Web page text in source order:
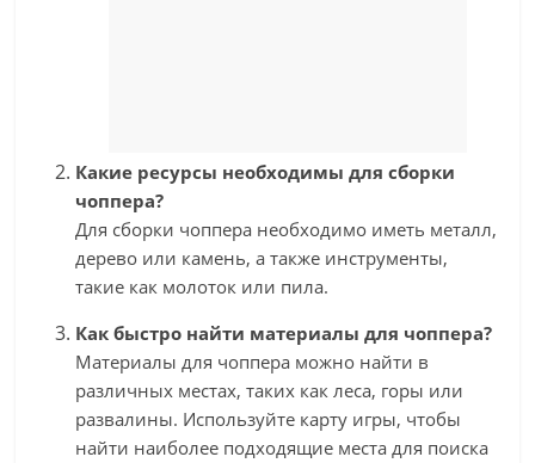
Какие ресурсы необходимы для сборки
чоппера?
Для сборки чоппера необходимо иметь металл,
дерево или камень, а также инструменты,
такие как молоток или пила.
Как быстро найти материалы для чоппера?
Материалы для чоппера можно найти в
различных местах, таких как леса, горы или
развалины. Используйте карту игры, чтобы
найти наиболее подходящие места для поиска